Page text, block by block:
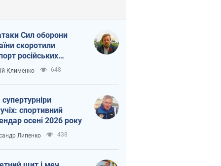
Сил оборони
скоротили
російських
Клименко 648
спортивний
осені 2026 року
Липенко 438